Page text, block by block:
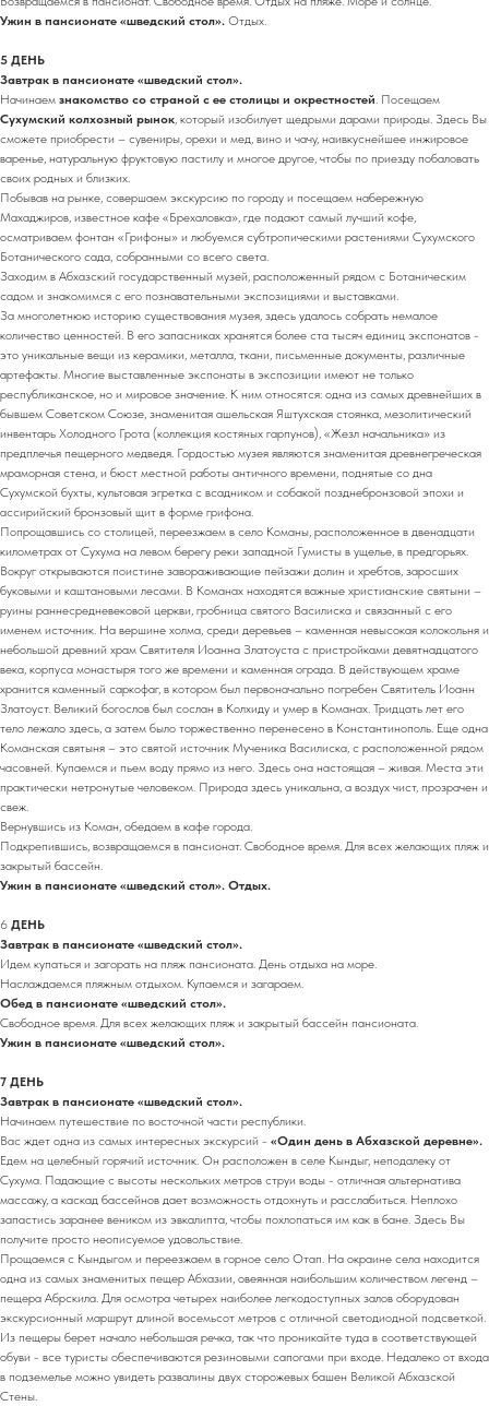
Ужин в пансионате «шведский стол». Отдых.
5 ДЕНЬ
Завтрак в пансионате «шведский стол».
Начинаем знакомство со страной с ее столицы и окрестностей. Посещаем
Сухумский колхозный рынок, который изобилует щедрыми дарами природы. Здесь Вы
сможете приобрести – сувениры, орехи и мед, вино и чачу, наивкуснейшее инжировое
варенье, натуральную фруктовую пастилу и многое другое, чтобы по приезду побаловать
своих родных и близких.
Побывав на рынке, совершаем экскурсию по городу и посещаем набережную
Махаджиров, известное кафе «Брехаловка», где подают самый лучший кофе,
осматриваем фонтан «Грифоны» и любуемся субтропическими растениями Сухумского
Ботанического сада, собранными со всего света.
Заходим в Абхазский государственный музей, расположенный рядом с Ботаническим
садом и знакомимся с его познавательными экспозициями и выставками.
За многолетнюю историю существования музея, здесь удалось собрать немалое
количество ценностей. В его запасниках хранятся более ста тысяч единиц экспонатов -
это уникальные вещи из керамики, металла, ткани, письменные документы, различные
артефакты. Многие выставленные экспонаты в экспозиции имеют не только
республиканское, но и мировое значение. К ним относятся: одна из самых древнейших в
бывшем Советском Союзе, знаменитая ашельская Яштухская стоянка, мезолитический
инвентарь Холодного Грота (коллекция костяных гарпунов), «Жезл начальника» из
предплечья пещерного медведя. Гордостью музея являются знаменитая древнегреческая
мраморная стена, и бюст местной работы античного времени, поднятые со дна
Сухумской бухты, культовая эгретка с всадником и собакой позднебронзовой эпохи и
ассирийский бронзовый щит в форме грифона.
Попрощавшись со столицей, переезжаем в село Команы, расположенное в двенадцати
километрах от Сухума на левом берегу реки западной Гумисты в ущелье, в предгорьях.
Вокруг открываются поистине завораживающие пейзажи долин и хребтов, заросших
буковыми и каштановыми лесами. В Команах находятся важные христианские святыни –
руины раннесредневековой церкви, гробница святого Василиска и связанный с его
именем источник. На вершине холма, среди деревьев – каменная невысокая колокольня и
небольшой древний храм Святителя Иоанна Златоуста с пристройками девятнадцатого
века, корпуса монастыря того же времени и каменная ограда. В действующем храме
хранится каменный саркофаг, в котором был первоначально погребен Святитель Иоанн
Златоуст. Великий богослов был сослан в Колхиду и умер в Команах. Тридцать лет его
тело лежало здесь, а затем было торжественно перенесено в Константинополь. Еще одна
Команская святыня – это святой источник Мученика Василиска, с расположенной рядом
часовней. Купаемся и пьем воду прямо из него. Здесь она настоящая – живая. Места эти
практически нетронутые человеком. Природа здесь уникальна, а воздух чист, прозрачен и
свеж.
Вернувшись из Коман, обедаем в кафе города.
Подкрепившись, возвращаемся в пансионат. Свободное время. Для всех желающих пляж и
закрытый бассейн.
Ужин в пансионате «шведский стол». Отдых.
6 ДЕНЬ
Завтрак в пансионате «шведский стол».
Идем купаться и загорать на пляж пансионата. День отдыха на море.
Наслаждаемся пляжным отдыхом. Купаемся и загараем.
Обед в пансионате «шведский стол».
Свободное время. Для всех желающих пляж и закрытый бассейн пансионата.
Ужин в пансионате «шведский стол».
7 ДЕНЬ
Завтрак в пансионате «шведский стол».
Начинаем путешествие по восточной части республики.
Вас ждет одна из самых интересных экскурсий - «Один день в Абхазской деревне».
Едем на целебный горячий источник. Он расположен в селе Кындыг, неподалеку от
Сухума. Падающие с высоты нескольких метров струи воды - отличная альтернатива
массажу, а каскад бассейнов дает возможность отдохнуть и расслабиться. Неплохо
запастись заранее веником из эвкалипта, чтобы похлопаться им как в бане. Здесь Вы
получите просто неописуемое удовольствие.
Прощаемся с Кындыгом и переезжаем в горное село Отап. На окраине села находится
одна из самых знаменитых пещер Абхазии, овеянная наибольшим количеством легенд –
пещера Абрскила. Для осмотра четырех наиболее легкодоступных залов оборудован
экскурсионный маршрут длиной восемьсот метров с отличной светодиодной подсветкой.
Из пещеры берет начало небольшая речка, так что проникайте туда в соответствующей
обуви - все туристы обеспечиваются резиновыми сапогами при входе. Недалеко от входа
в подземелье можно увидеть развалины двух сторожевых башен Великой Абхазской
Стены.